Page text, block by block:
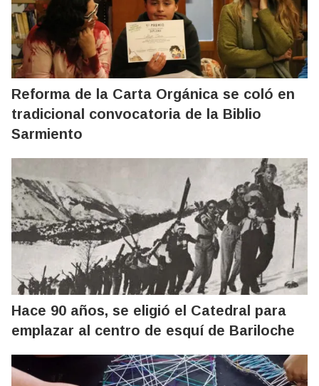
Reforma de la Carta Orgánica se coló en
tradicional convocatoria de la Biblio
Sarmiento
Hace 90 años, se eligió el Catedral para
emplazar al centro de esquí de Bariloche